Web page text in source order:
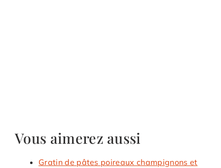
Vous aimerez aussi
Gratin de pâtes poireaux champignons et